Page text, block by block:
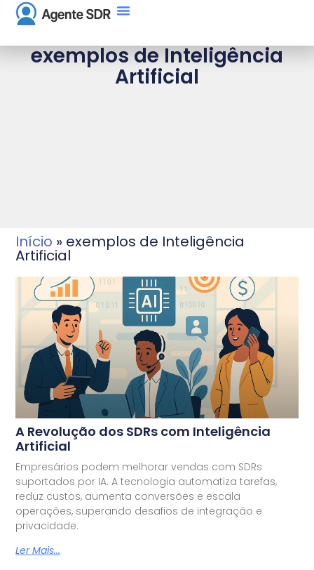
exemplos de Inteligência
Artificial
Início » exemplos de Inteligência
Artificial
A Revolução dos SDRs com Inteligência
Artificial
Empresários podem melhorar vendas com SDRs
suportados por IA. A tecnologia automatiza tarefas,
reduz custos, aumenta conversões e escala
operações, superando desafios de integração e
privacidade.
Ler Mais...